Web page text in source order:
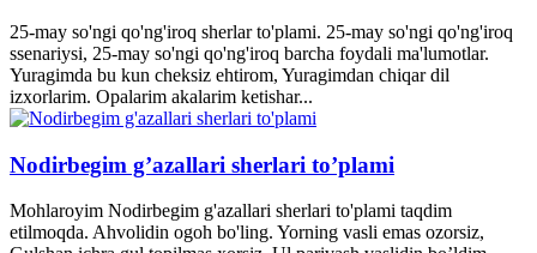
25-may so'ngi qo'ng'iroq sherlar to'plami. 25-may so'ngi qo'ng'iroq
ssenariysi, 25-may so'ngi qo'ng'iroq barcha foydali ma'lumotlar.
Yuragimda bu kun cheksiz ehtirom, Yuragimdan chiqar dil
izxorlarim. Opalarim akalarim ketishar...
Nodirbegim g’azallari sherlari to’plami
Mohlaroyim Nodirbegim g'azallari sherlari to'plami taqdim
etilmoqda. Ahvolidin ogoh bo'ling. Yorning vasli emas ozorsiz,